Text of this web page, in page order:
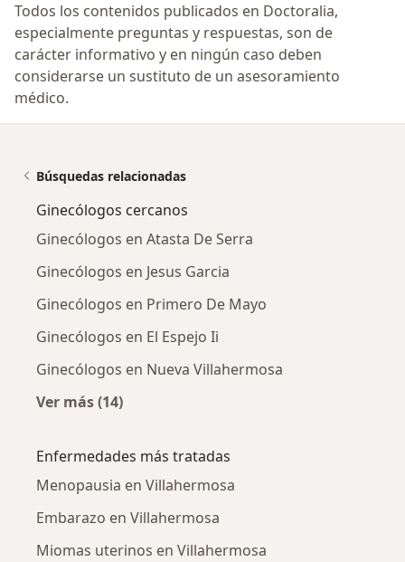
Todos los contenidos publicados en Doctoralia,
especialmente preguntas y respuestas, son de
carácter informativo y en ningún caso deben
considerarse un sustituto de un asesoramiento
médico.
Búsquedas relacionadas
Ginecólogos cercanos
Ginecólogos en Atasta De Serra
Ginecólogos en Jesus Garcia
Ginecólogos en Primero De Mayo
Ginecólogos en El Espejo Ii
Ginecólogos en Nueva Villahermosa
Ver más (14)
Enfermedades más tratadas
Menopausia en Villahermosa
Embarazo en Villahermosa
Miomas uterinos en Villahermosa